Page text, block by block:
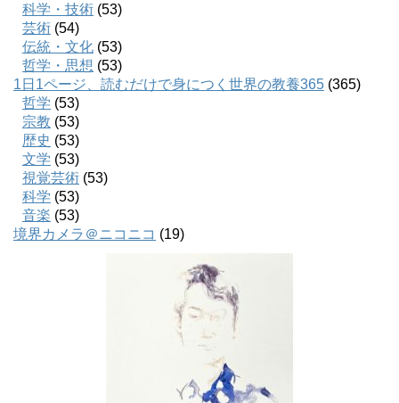
科学・技術 (53)
芸術 (54)
伝統・文化 (53)
哲学・思想 (53)
1日1ページ、読むだけで身につく世界の教養365 (365)
哲学 (53)
宗教 (53)
歴史 (53)
文学 (53)
視覚芸術 (53)
科学 (53)
音楽 (53)
境界カメラ＠ニコニコ (19)